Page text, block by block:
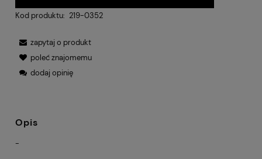
Kod produktu: 219-0352
zapytaj o produkt
poleć znajomemu
dodaj opinię
Opis
-